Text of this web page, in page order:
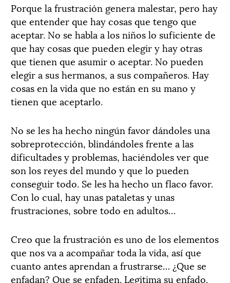
Porque la frustración genera malestar, pero hay
que entender que hay cosas que tengo que
aceptar. No se habla a los niños lo suficiente de
que hay cosas que pueden elegir y hay otras
que tienen que asumir o aceptar. No pueden
elegir a sus hermanos, a sus compañeros. Hay
cosas en la vida que no están en su mano y
tienen que aceptarlo.
No se les ha hecho ningún favor dándoles una
sobreprotección, blindándoles frente a las
dificultades y problemas, haciéndoles ver que
son los reyes del mundo y que lo pueden
conseguir todo. Se les ha hecho un flaco favor.
Con lo cual, hay unas pataletas y unas
frustraciones, sobre todo en adultos…
Creo que la frustración es uno de los elementos
que nos va a acompañar toda la vida, así que
cuanto antes aprendan a frustrarse… ¿Que se
enfadan? Que se enfaden. Legitima su enfado.